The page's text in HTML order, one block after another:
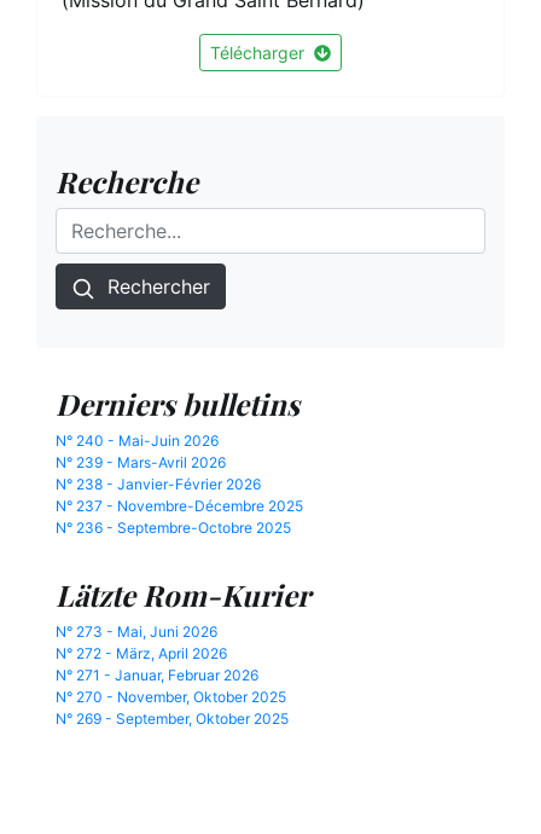
Télécharger
Recherche
Rechercher
Derniers bulletins
N° 240 - Mai-Juin 2026
N° 239 - Mars-Avril 2026
N° 238 - Janvier-Février 2026
N° 237 - Novembre-Décembre 2025
N° 236 - Septembre-Octobre 2025
Lätzte Rom-Kurier
N° 273 - Mai, Juni 2026
N° 272 - März, April 2026
N° 271 - Januar, Februar 2026
N° 270 - November, Oktober 2025
N° 269 - September, Oktober 2025